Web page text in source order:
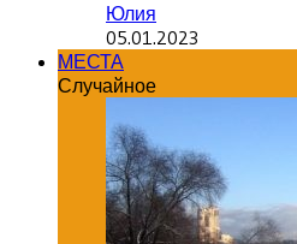
Юлия
05.01.2023
МЕСТА
Случайное